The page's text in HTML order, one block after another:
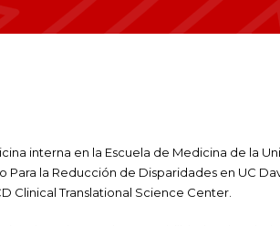
interna en la Escuela de Medicina de la
la Reducción de Disparidades en UC
Clinical Translational Science Center.